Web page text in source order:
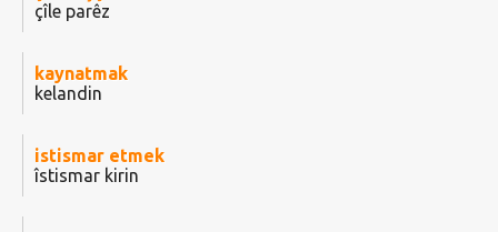
çîle parêz
kaynatmak
kelandin
istismar etmek
îstismar kirin